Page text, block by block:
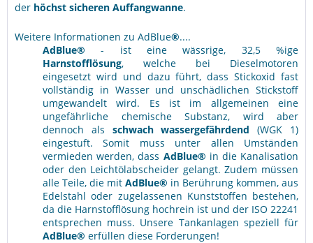
der höchst sicheren Auffangwanne.
Weitere Informationen zu AdBlue®....
AdBlue® - ist eine wässrige, 32,5 %ige
Harnstofflösung, welche bei Dieselmotoren
eingesetzt wird und dazu führt, dass Stickoxid fast
vollständig in Wasser und unschädlichen Stickstoff
umgewandelt wird. Es ist im allgemeinen eine
ungefährliche chemische Substanz, wird aber
dennoch als schwach wassergefährdend (WGK 1)
eingestuft. Somit muss unter allen Umständen
vermieden werden, dass AdBlue® in die Kanalisation
oder den Leichtölabscheider gelangt. Zudem müssen
alle Teile, die mit AdBlue® in Berührung kommen, aus
Edelstahl oder zugelassenen Kunststoffen bestehen,
da die Harnstofflösung hochrein ist und der ISO 22241
entsprechen muss. Unsere Tankanlagen speziell für
AdBlue® erfüllen diese Forderungen!